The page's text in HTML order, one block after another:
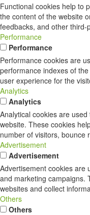
Functional cookies help to
the content of the website
feedbacks, and other third-
Performance
Performance
Performance cookies are
performance indexes of
user experience for the
Analytics
Analytics
Analytical cookies are
website. These cookies
number of visitors, bounce
Advertisement
Advertisement
Advertisement cookies are
and marketing campaigns.
websites and collect
Others
Others